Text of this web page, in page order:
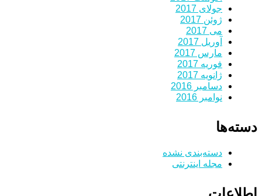
جولای 2017
ژوئن 2017
می 2017
آوریل 2017
مارس 2017
فوریه 2017
ژانویه 2017
دسامبر 2016
نوامبر 2016
دسته‌ها
دسته‌بندی نشده
مجله اینترنتی